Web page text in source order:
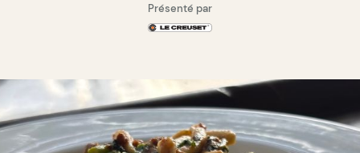
Présenté par